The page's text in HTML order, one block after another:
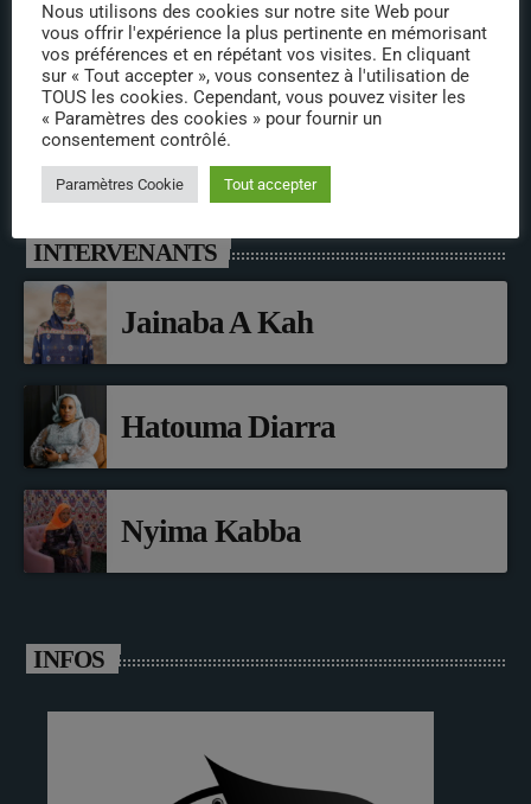
LLdouk’S
Issa Sylla
INTERVENANTS
Jainaba A Kah
Hatouma Diarra
Nyima Kabba
INFOS
Nous utilisons des cookies sur notre site Web pour
vous offrir l'expérience la plus pertinente en mémorisant
vos préférences et en répétant vos visites. En cliquant
sur « Tout accepter », vous consentez à l'utilisation de
TOUS les cookies. Cependant, vous pouvez visiter les
« Paramètres des cookies » pour fournir un
consentement contrôlé.
Paramètres Cookie Tout accepter